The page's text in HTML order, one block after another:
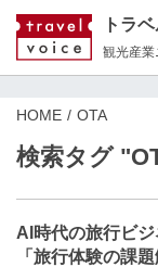
トラ
観光産業
HOME OTA
検索タグ
AI時代の旅行ビ
「旅行体験の課